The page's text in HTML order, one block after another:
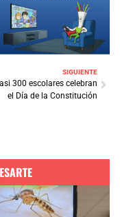
SIGUIENTE
300 escolares celebran
el Día de la Constitución